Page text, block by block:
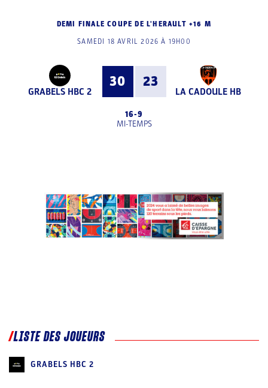
DEMI FINALE COUPE DE L'HERAULT +16 M
SAMEDI 18 AVRIL 2026 À 19H00
GRABELS HBC 2
30 23
LA CADOULE HB
16-9
MI-TEMPS
LISTE DES JOUEURS
GRABELS HBC 2